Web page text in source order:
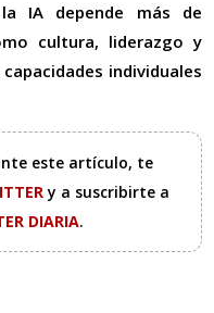
IA depende más de
cultura, liderazgo y
individuales
este artículo, te
y a suscribirte a
DIARIA.